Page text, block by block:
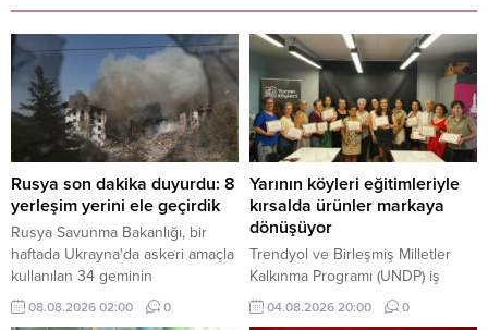
Rusya son dakika duyurdu: 8
yerleşim yerini ele geçirdik
Rusya Savunma Bakanlığı, bir
haftada Ukrayna'da askeri amaçla
kullanılan 34 geminin
vurulduğunu, 8 yerleşim yerinin
de ele geçirildiğini duyurdu.
08.08.2026 02:00 0
Yarının köyleri eğitimleriyle
kırsalda ürünler markaya
dönüşüyor
Trendyol ve Birleşmiş Milletler
Kalkınma Programı (UNDP) iş
birliğinde yürütülen Yarının
Köyleri Projesi kapsamında,
04.08.2026 20:00 0